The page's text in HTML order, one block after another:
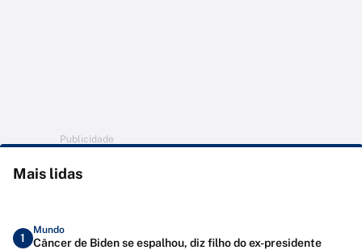
Publicidade
Mais lidas
1
Mundo
Câncer de Biden se espalhou, diz filho do ex-presidente